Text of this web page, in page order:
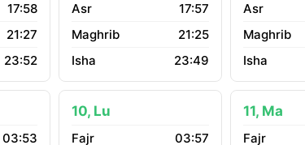
17:58
21:27
23:52
17:57
21:25
23:49
03:53
10, Lu
03:57
11, Ma